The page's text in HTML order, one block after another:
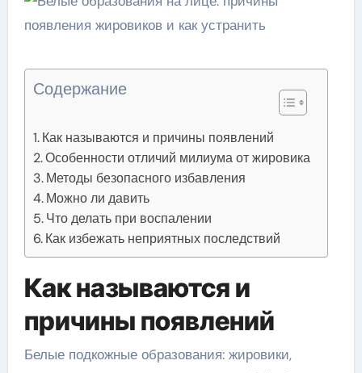
Содержание
Как называются и причины появлений
Особенности отличий милиума от жировика
Методы безопасного избавления
Можно ли давить
Что делать при воспалении
Как избежать неприятных последствий
Как называются и
причины появлений
Белые подкожные образования: жировики,